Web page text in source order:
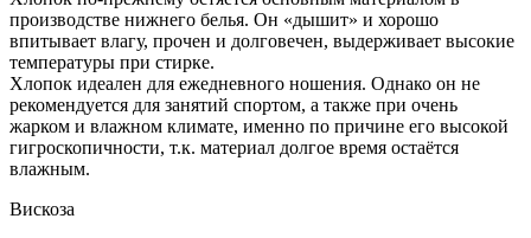
производстве нижнего белья. Он «дышит» и хорошо
впитывает влагу, прочен и долговечен, выдерживает высокие
температуры при стирке.
Хлопок идеален для ежедневного ношения. Однако он не
рекомендуется для занятий спортом, а также при очень
жарком и влажном климате, именно по причине его высокой
гигроскопичности, т.к. материал долгое время остаётся
влажным.
Вискоза